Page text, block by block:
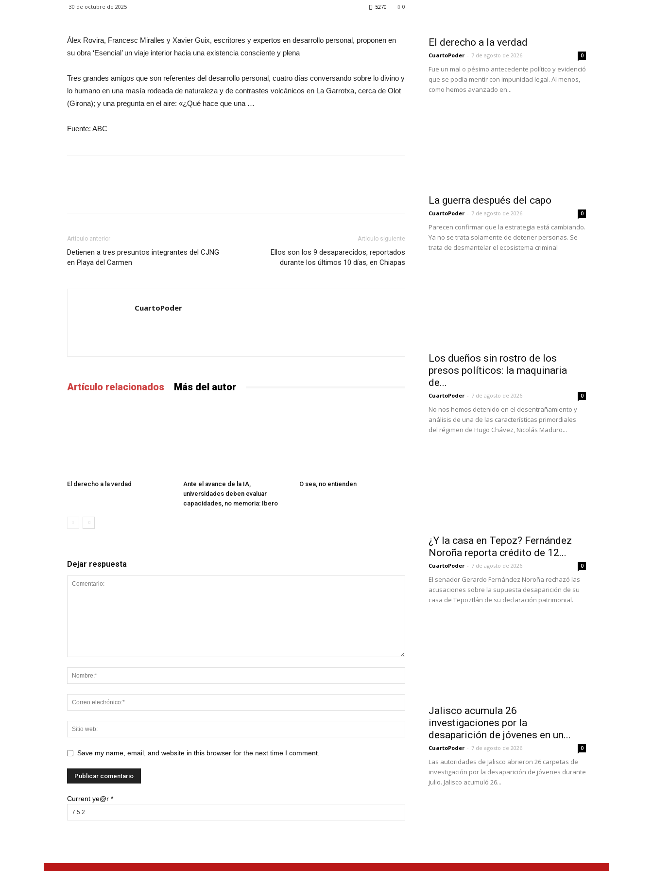
30 de octubre de 2025 0
5270
Álex Rovira, Francesc Miralles y Xavier Guix, escritores y expertos en desarrollo personal, proponen en
su obra ‘Esencial’ un viaje interior hacia una existencia consciente y plena
Tres grandes amigos que son referentes del desarrollo personal, cuatro días conversando sobre lo divino y
lo humano en una masía rodeada de naturaleza y de contrastes volcánicos en La Garrotxa, cerca de Olot
(Girona); y una pregunta en el aire: «¿Qué hace que una …
Fuente: ABC
Artículo anterior
Detienen a tres presuntos integrantes del CJNG
en Playa del Carmen
Artículo siguiente
Ellos son los 9 desaparecidos, reportados
durante los últimos 10 días, en Chiapas
CuartoPoder
Artículo relacionados Más del autor
El derecho a la verdad
Ante el avance de la IA,
universidades deben evaluar
capacidades, no memoria: Ibero
O sea, no entienden
Dejar respuesta
Save my name, email, and website in this browser for the next time I comment.
Current ye@r *
El derecho a la verdad
CuartoPoder - 7 de agosto de 2026 0
Fue un mal o pésimo antecedente político y evidenció
que se podía mentir con impunidad legal. Al menos,
como hemos avanzado en...
La guerra después del capo
CuartoPoder - 7 de agosto de 2026 0
Parecen confirmar que la estrategia está cambiando.
Ya no se trata solamente de detener personas. Se
trata de desmantelar el ecosistema criminal
Los dueños sin rostro de los
presos políticos: la maquinaria
de...
CuartoPoder - 7 de agosto de 2026 0
No nos hemos detenido en el desentrañamiento y
análisis de una de las características primordiales
del régimen de Hugo Chávez, Nicolás Maduro...
¿Y la casa en Tepoz? Fernández
Noroña reporta crédito de 12...
CuartoPoder - 7 de agosto de 2026 0
El senador Gerardo Fernández Noroña rechazó las
acusaciones sobre la supuesta desaparición de su
casa de Tepoztlán de su declaración patrimonial.
Jalisco acumula 26
investigaciones por la
desaparición de jóvenes en un...
CuartoPoder - 7 de agosto de 2026 0
Las autoridades de Jalisco abrieron 26 carpetas de
investigación por la desaparición de jóvenes durante
julio. Jalisco acumuló 26...